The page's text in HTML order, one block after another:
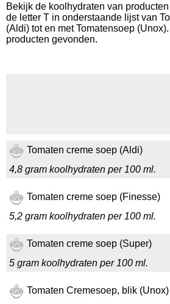
Koolhydraten tellen
Bekijk de koolhydraten van
de letter T in onderstaande lijst van
(Aldi) tot en met Tomatensoep
producten gevonden.
Tomaten creme soep (Aldi)
4,8 gram koolhydraten per 100 ml.
Tomaten creme soep (Finesse)
5,2 gram koolhydraten per 100 ml.
Tomaten creme soep (Super)
5 gram koolhydraten per 100 ml.
Tomaten Cremesoep, blik (Unox)